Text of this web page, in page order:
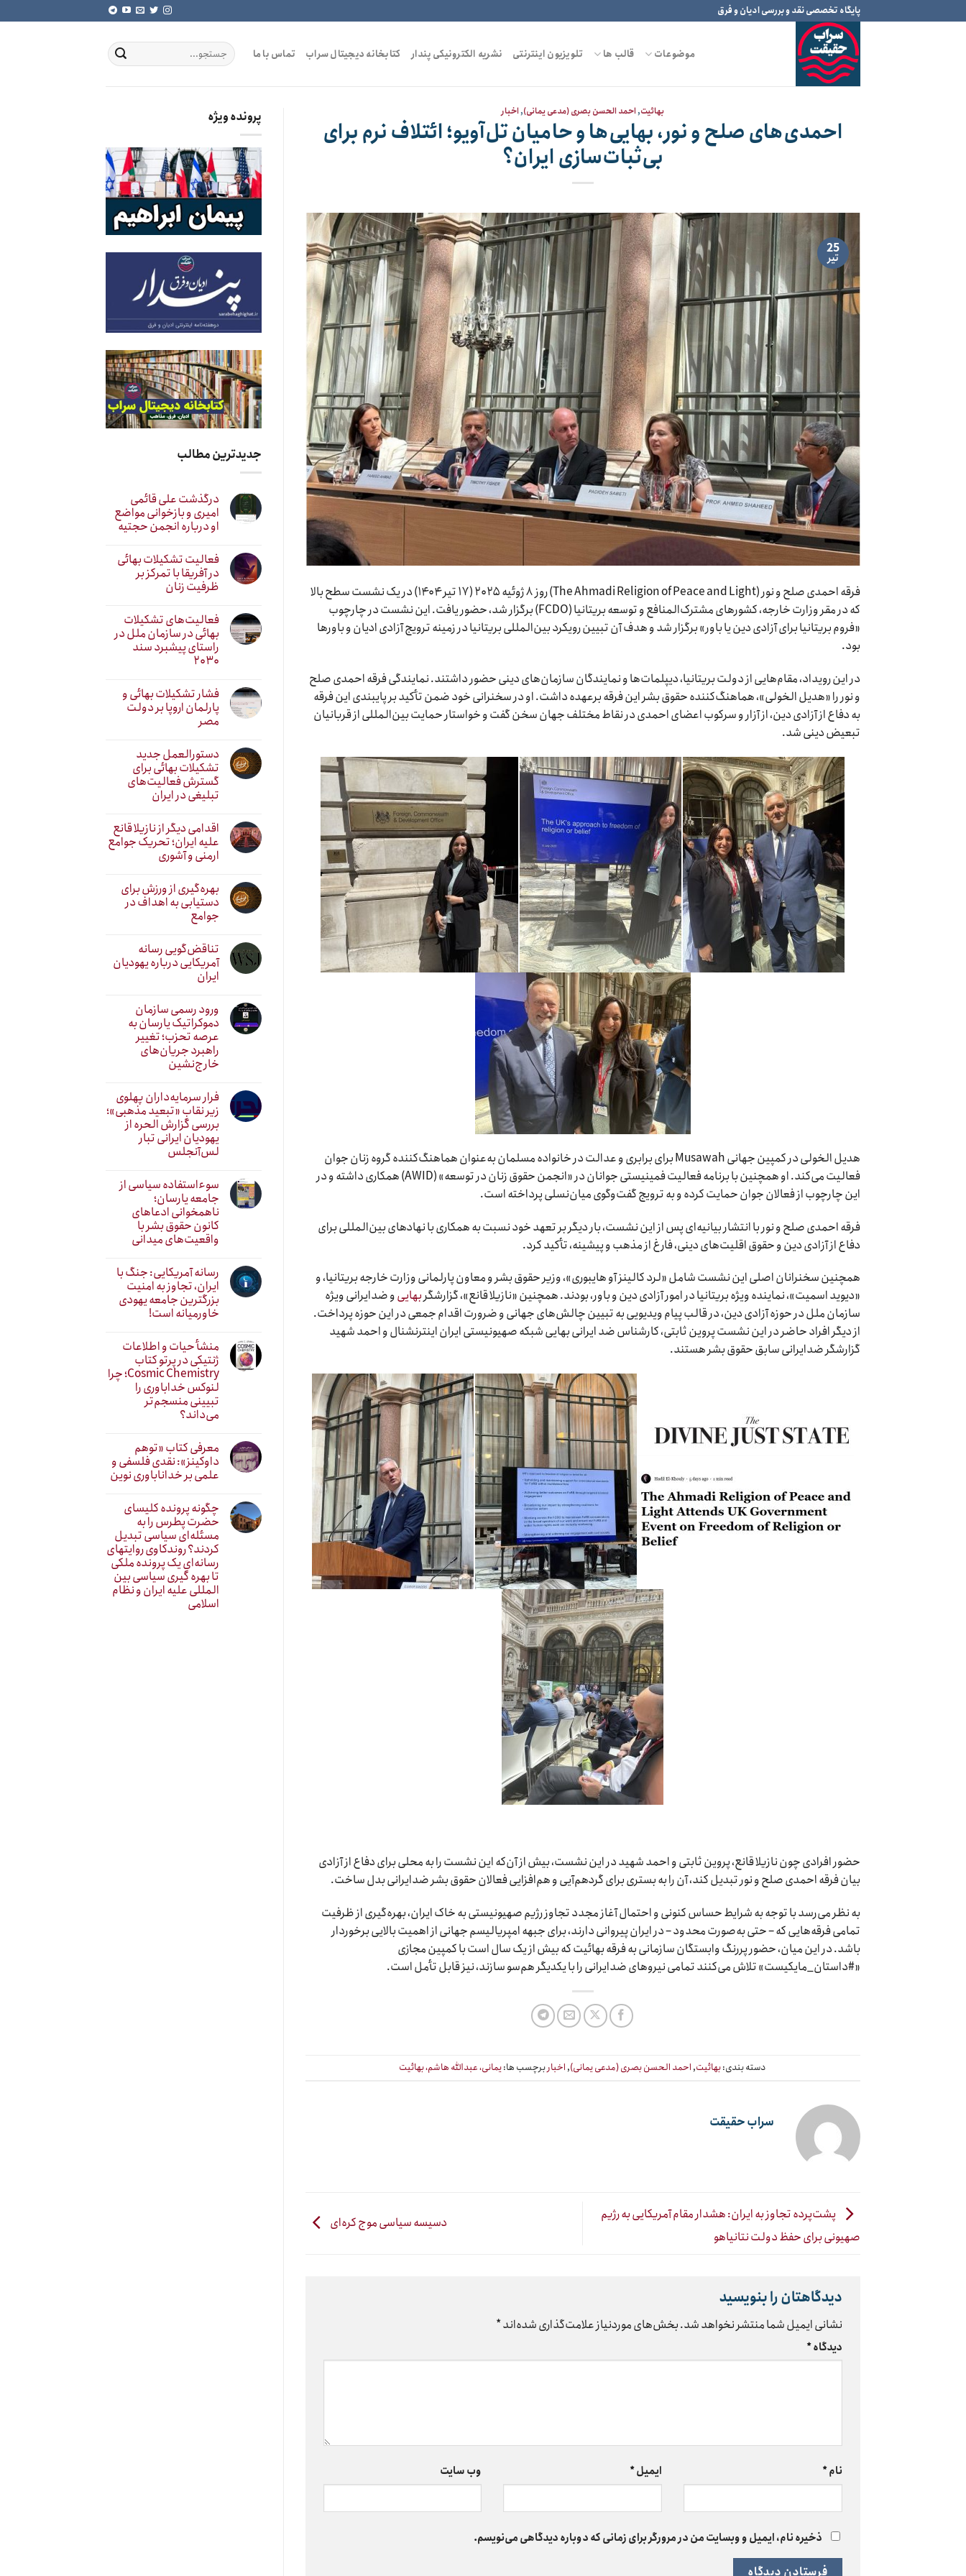
to
پایگاه تخصصی نقد و بررسی ادیان و فرق
موضوعات قالب ها تلویزیون اینترنتی نشریه الکترونیکی پندار کتابخانه دیجیتال سراب تماس با ما
بهائیت,احمد الحسن بصری (مدعی یمانی),اخبار
احمدی‌های صلح و نور، بهایی‌ها و حامیان تل‌آویو؛ ائتلاف نرم برای
بی‌ثبات‌سازی ایران؟
25
تیر
فرقه احمدی صلح و نور (The Ahmadi Religion of Peace and Light) روز ۸ ژوئیه ۲۰۲۵ (۱۷ تیر ۱۴۰۴) در یک نشست سطح بالا
که در مقر وزارت خارجه، کشورهای مشترک‌المنافع و توسعه بریتانیا (FCDO) برگزار شد، حضور یافت. این نشست در چارچوب
«فروم بریتانیا برای آزادی دین یا باور» برگزار شد و هدف آن تبیین رویکرد بین‌المللی بریتانیا در زمینه ترویج آزادی ادیان و باورها
بود.
در این رویداد، مقام‌هایی از دولت بریتانیا، دیپلمات‌ها و نمایندگان سازمان‌های دینی حضور داشتند. نمایندگی فرقه احمدی صلح
و نور را «هدیل الخولی»، هماهنگ‌کننده حقوق بشر این فرقه برعهده داشت. او در سخنرانی خود ضمن تأکید بر پایبندی این فرقه
به دفاع از آزادی دین، از آزار و سرکوب اعضای احمدی در نقاط مختلف جهان سخن گفت و خواستار حمایت بین‌المللی از قربانیان
تبعیض دینی شد.
هدیل الخولی در کمپین جهانی Musawah برای برابری و عدالت در خانواده مسلمان به‌عنوان هماهنگ‌کننده گروه زنان جوان
فعالیت می‌کند. او همچنین با برنامه فعالیت فمینیستی جوانان در «انجمن حقوق زنان در توسعه» (AWID) همکاری داشته و در
این چارچوب از فعالان جوان حمایت کرده و به ترویج گفت‌وگوی میان‌نسلی پرداخته است.
فرقه احمدی صلح و نور با انتشار بیانیه‌ای پس از این نشست، بار دیگر بر تعهد خود نسبت به همکاری با نهادهای بین‌المللی برای
دفاع از آزادی دین و حقوق اقلیت‌های دینی، فارغ از مذهب و پیشینه، تأکید کرد.
همچنین سخنرانان اصلی این نشست شامل «لرد کالینز آو هایبوری»، وزیر حقوق بشر و معاون پارلمانی وزارت خارجه بریتانیا، و
«دیوید اسمیت»، نماینده ویژه بریتانیا در امور آزادی دین و باور، بودند. همچنین «نازیلا قانع»، گزارشگربهاییو ضدایرانی ویژه
سازمان ملل در حوزه آزادی دین، در قالب پیام ویدیویی به تبیین چالش‌های جهانی و ضرورت اقدام جمعی در این حوزه پرداخت.
از دیگر افراد حاضر در این نشست پروین ثابتی، کارشناس ضد ایرانی بهایی شبکه صهیونیستی ایران اینترنشنال و احمد شهید
گزارشگر ضدایرانی سابق حقوق بشر هستند.
حضور افرادی چون نازیلا قانع، پروین ثابتی و احمد شهید در این نشست، بیش از آن‌که این نشست را به محلی برای دفاع از آزادی
بیان فرقه احمدی صلح و نور تبدیل کند، آن را به بستری برای گردهم‌آیی و هم‌افزایی فعالان حقوق بشر ضدایرانی بدل ساخت.
به نظر می‌رسد با توجه به شرایط حساس کنونی و احتمال آغاز مجدد تجاوز رژیم صهیونیستی به خاک ایران، بهره‌گیری از ظرفیت
تمامی فرقه‌هایی که – حتی به‌صورت محدود – در ایران پیروانی دارند، برای جبهه امپریالیسم جهانی از اهمیت بالایی برخوردار
باشد. در این میان، حضور پررنگ وابستگان سازمانی به فرقه بهائیت که بیش از یک سال است با کمپین مجازی
«#داستان_مایکیست» تلاش می‌کنند تمامی نیروهای ضدایرانی را با یکدیگر هم‌سو سازند، نیز قابل تأمل است.
دسته بندی:بهائیت, احمد الحسن بصری (مدعی یمانی), اخبار برچسب ها:یمانی، عبدالله هاشم، بهائیت
سراب حقیقت
پشت‌پرده تجاوز به ایران: هشدار مقام آمریکایی به رژیم
صهیونی برای حفظ دولت نتانیاهو
دسیسه سیاسی موج کره‌ای
دیدگاهتان را بنویسید
نشانی ایمیل شما منتشر نخواهد شد.بخش‌های موردنیاز علامت‌گذاری شده‌اند*
دیدگاه*
نام* ایمیل* وب‌ سایت
ذخیره نام، ایمیل و وبسایت من در مرورگر برای زمانی که دوباره دیدگاهی می‌نویسم.
پرونده ویژه
جدیدترین مطالب
درگذشت علی قائمی
امیری و بازخوانی مواضع
او درباره انجمن حجتیه
فعالیت تشکیلات بهائی
در آفریقا با تمرکز بر
ظرفیت زنان
فعالیت‌های تشکیلات
بهائی در سازمان ملل در
راستای پیشبرد سند
۲۰۳۰
فشار تشکیلات بهائی و
پارلمان اروپا بر دولت
مصر
دستورالعمل جدید
تشکیلات بهائی برای
گسترش فعالیت‌های
تبلیغی در ایران
اقدامی دیگر از نازیلا قانع
علیه ایران؛ تحریک جوامع
ارمنی و آشوری
بهره‌گیری از ورزش برای
دستیابی به اهداف در
جوامع
تناقض‌گویی رسانه
آمریکایی درباره یهودیان
ایران
ورود رسمی سازمان
دموکراتیک یارسان به
عرصه تحزب؛ تغییر
راهبرد جریان‌های
خارج‌نشین
فرار سرمایه‌داران پهلوی
زیر نقابِ «تبعید مذهبی»؛
بررسی گزارش الحره از
یهودیان ایرانی تبار
لس‌آنجلس
سوءاستفاده سیاسی از
جامعه یارسان؛
ناهمخوانی ادعاهای
کانون حقوق بشر با
واقعیت‌های میدانی
رسانه آمریکایی: جنگ با
ایران، تجاوز به امنیت
بزرگترین جامعه یهودی
خاورمیانه است!
منشأ حیات و اطلاعات
ژنتیکی در پرتو کتاب
Cosmic Chemistry؛ چرا
لنوکس خداباوری را
تبیینی منسجم‌تر
می‌داند؟
معرفی کتاب «توهم
داوکینز»: نقدی فلسفی و
علمی بر خداناباوری نوین
چگونه پرونده کلیسای
حضرت پطرس را به
مسئله‌ای سیاسی تبدیل
کردند؟ روندکاوی روایتهای
رسانه‌ایِ یک پرونده ملکی
تا بهره گیری سیاسی بین
المللی علیه ایران و نظام
اسلامی